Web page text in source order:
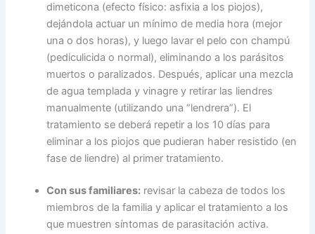
dimeticona (efecto físico: asfixia a los piojos),
dejándola actuar un mínimo de media hora (mejor
una o dos horas), y luego lavar el pelo con champú
(pediculicida o normal), eliminando a los parásitos
muertos o paralizados. Después, aplicar una mezcla
de agua templada y vinagre y retirar las liendres
manualmente (utilizando una “lendrera”). El
tratamiento se deberá repetir a los 10 días para
eliminar a los piojos que pudieran haber resistido (en
fase de liendre) al primer tratamiento.
Con sus familiares: revisar la cabeza de todos los
miembros de la familia y aplicar el tratamiento a los
que muestren síntomas de parasitación activa.